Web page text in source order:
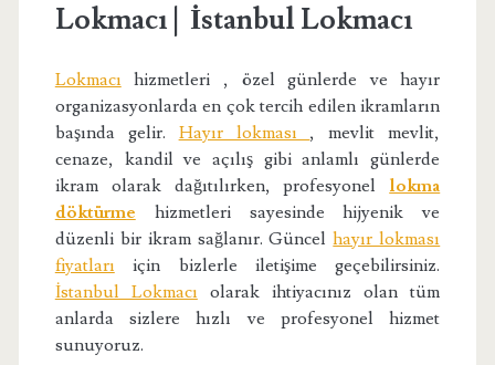
Lokmacı | İstanbul Lokmacı
Lokmacı hizmetleri , özel günlerde ve hayır
organizasyonlarda en çok tercih edilen ikramların
başında gelir. Hayır lokması , mevlit mevlit,
cenaze, kandil ve açılış gibi anlamlı günlerde
ikram olarak dağıtılırken, profesyonel lokma
döktürme hizmetleri sayesinde hijyenik ve
düzenli bir ikram sağlanır. Güncelhayır lokması
fiyatları için bizlerle iletişime geçebilirsiniz.
İstanbul Lokmacı olarak ihtiyacınız olan tüm
anlarda sizlere hızlı ve profesyonel hizmet
sunuyoruz.